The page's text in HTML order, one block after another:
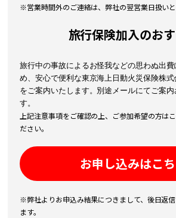
※営業時間外のご連絡は、弊社の翌営業日扱いと
旅行保険加入のお
旅行中の事故によるお怪我などの思わぬ出
め、安心で便利な東京海上日動火災保険株式
をご案内いたします。別途メールにてご案内
す。
上記注意事項をご確認の上、ご参加希望の方は
ださい。
お申し込みはこ
※弊社よりお申込み結果につきまして、後日返
ます。